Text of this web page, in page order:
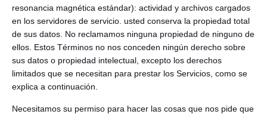
resonancia magnética estándar): actividad y archivos cargados
en los servidores de servicio. usted conserva la propiedad total
de sus datos. No reclamamos ninguna propiedad de ninguno de
ellos. Estos Términos no nos conceden ningún derecho sobre
sus datos o propiedad intelectual, excepto los derechos
limitados que se necesitan para prestar los Servicios, como se
explica a continuación.
Necesitamos su permiso para hacer las cosas que nos pide que